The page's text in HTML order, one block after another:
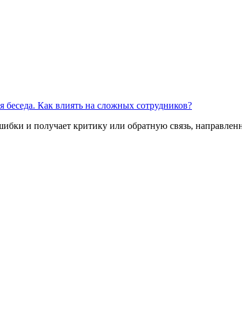
беседа. Как влиять на сложных сотрудников?
и получает критику или обратную связь,